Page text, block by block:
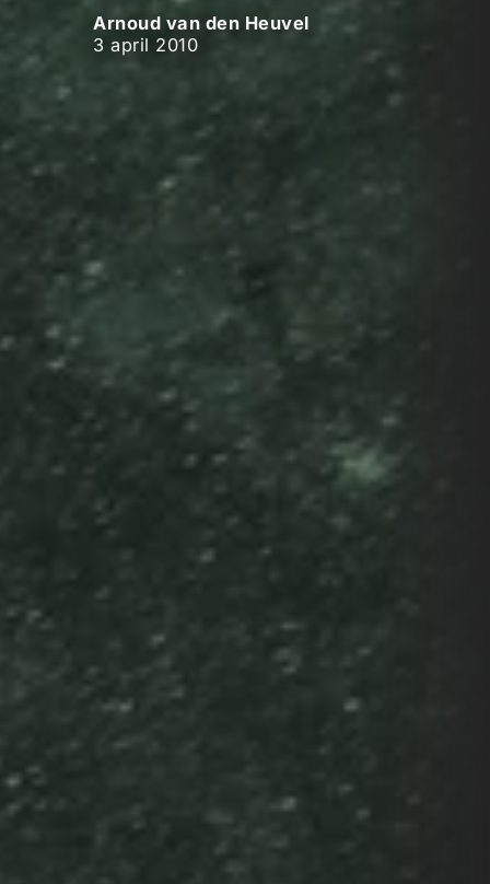
Arnoud van den Heuvel
3 april 2010